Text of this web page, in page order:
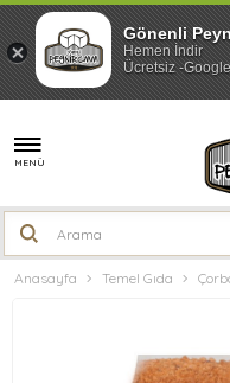
MENÜ
Anasayfa Temel Gıda
Gönenli
Hemen İndir
Ücretsiz -